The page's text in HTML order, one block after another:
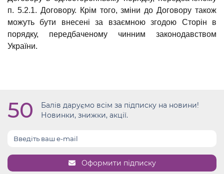
п. 5.2.1. Договору. Крім того, зміни до Договору також
можуть бути внесені за взаємною згодою Сторін в
порядку, передбаченому чинним законодавством
України.
50
Балів даруємо всім за підписку на новини!
Новинки, знижки, акції.
Оформити підписку